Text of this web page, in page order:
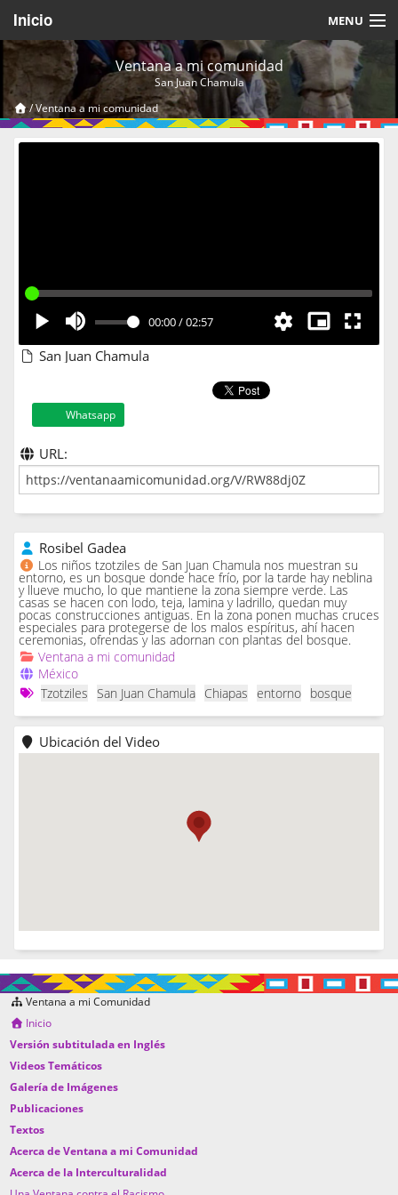
Inicio MENU
Acerca de
Videos Temáticos
Cerrar Sesión
Ventana a mi comunidad
San Juan Chamula
/Ventana a mi comunidad
00:00/02:57
San Juan Chamula
Whatsapp
URL:
Rosibel Gadea
Los niños tzotziles de San Juan Chamula nos muestran su
entorno, es un bosque donde hace frío, por la tarde hay neblina
y llueve mucho, lo que mantiene la zona siempre verde. Las
casas se hacen con lodo, teja, lamina y ladrillo, quedan muy
pocas construcciones antiguas. En la zona ponen muchas cruces
especiales para protegerse de los malos espíritus, ahí hacen
ceremonias, ofrendas y las adornan con plantas del bosque.
Ventana a mi comunidad
México
Tzotziles
San Juan Chamula Chiapas entorno bosque
Ubicación del Video
Ventana a mi Comunidad
Inicio
Versión subtitulada en Inglés
Videos Temáticos
Galería de Imágenes
Publicaciones
Textos
Acerca de Ventana a mi Comunidad
Acerca de la Interculturalidad